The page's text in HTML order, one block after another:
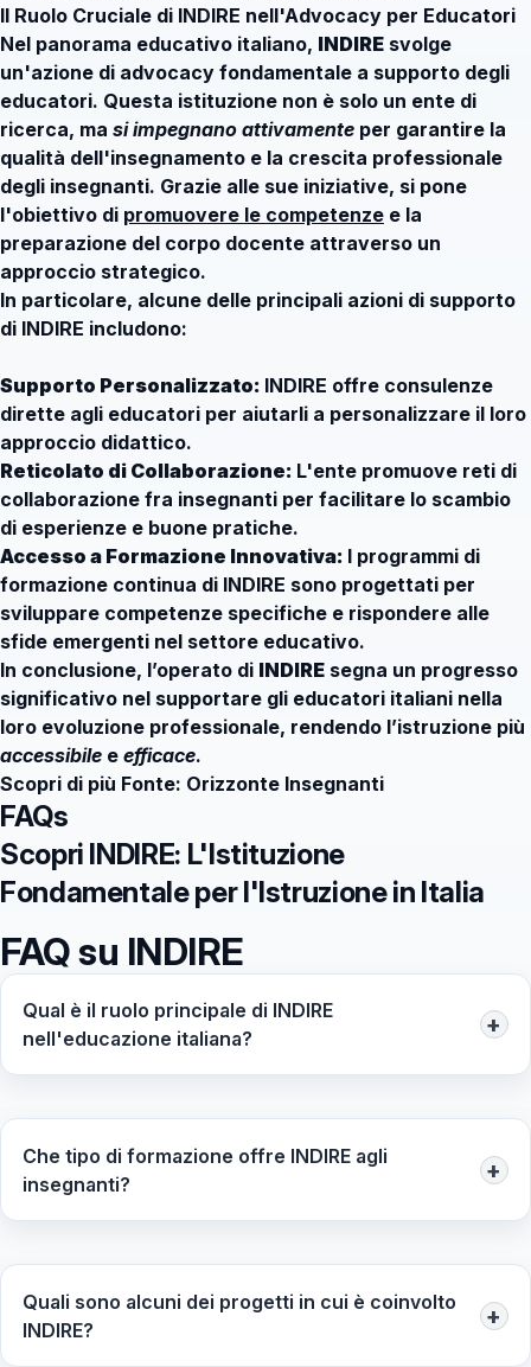
Il Ruolo Cruciale di INDIRE nell'Advocacy per Educatori
Nel panorama educativo italiano, INDIRE svolge
un'azione di advocacy fondamentale a supporto degli
educatori. Questa istituzione non è solo un ente di
ricerca, ma si impegnano attivamente per garantire la
qualità dell'insegnamento e la crescita professionale
degli insegnanti. Grazie alle sue iniziative, si pone
l'obiettivo di promuovere le competenze e la
preparazione del corpo docente attraverso un
approccio strategico.
In particolare, alcune delle principali azioni di supporto
di INDIRE includono:
Supporto Personalizzato: INDIRE offre consulenze
dirette agli educatori per aiutarli a personalizzare il loro
approccio didattico.
Reticolato di Collaborazione: L'ente promuove reti di
collaborazione fra insegnanti per facilitare lo scambio
di esperienze e buone pratiche.
Accesso a Formazione Innovativa: I programmi di
formazione continua di INDIRE sono progettati per
sviluppare competenze specifiche e rispondere alle
sfide emergenti nel settore educativo.
In conclusione, l’operato di INDIRE segna un progresso
significativo nel supportare gli educatori italiani nella
loro evoluzione professionale, rendendo l’istruzione più
accessibile e efficace.
Scopri di più Fonte: Orizzonte Insegnanti
FAQs
Scopri INDIRE: L'Istituzione
Fondamentale per l'Istruzione in Italia
FAQ su INDIRE
Qual è il ruolo principale di INDIRE
nell'educazione italiana?
+
Il ruolo principale di INDIRE è quello di supportare il
formazione degli insegnanti e la fornitura di risorse
digitali e materiali didattici.
Che tipo di formazione offre INDIRE agli
insegnanti?
+
INDIRE offre corsi di formazione continua,
integrarli nelle normative e nelle pratiche
didattiche moderne.
Quali sono alcuni dei progetti in cui è coinvolto
INDIRE?
+